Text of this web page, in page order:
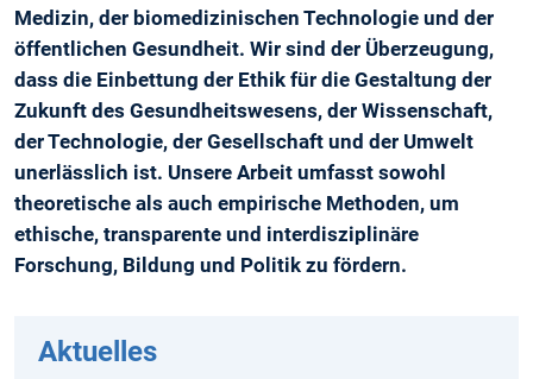
Medizin, der biomedizinischen Technologie und der
öffentlichen Gesundheit. Wir sind der Überzeugung,
dass die Einbettung der Ethik für die Gestaltung der
Zukunft des Gesundheitswesens, der Wissenschaft,
der Technologie, der Gesellschaft und der Umwelt
unerlässlich ist. Unsere Arbeit umfasst sowohl
theoretische als auch empirische Methoden, um
ethische, transparente und interdisziplinäre
Forschung, Bildung und Politik zu fördern.
Aktuelles